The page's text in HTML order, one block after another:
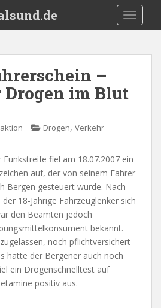
–
Drogen im Blut
Drogen, Verkehr
Funkstreife fiel am 18.07.2007 ein
auf, der von seinem Fahrer
Bergen gesteuert wurde. Nach
18-Jährige Fahrzeuglenker sich
den Beamten jedoch
bekannt.
noch pflichtversichert
hatte der Bergener auch noch
ein Drogenschnelltest auf
positiv aus.